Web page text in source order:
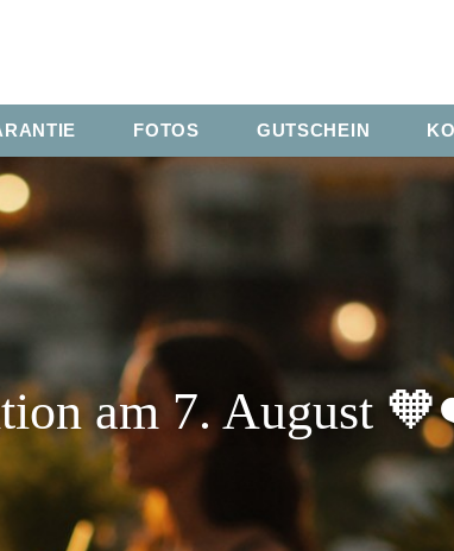
FOTOS GUTSCHEIN
am 7. August